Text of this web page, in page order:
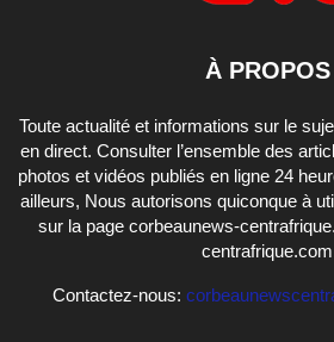
À PROPOS
Toute actualité et informations sur le
en direct. Consulter l’ensemble des
photos et vidéos publiés en ligne 24
ailleurs, Nous autorisons quiconque à
sur la page corbeaunews-
centrafrique.com
Contactez-nous: